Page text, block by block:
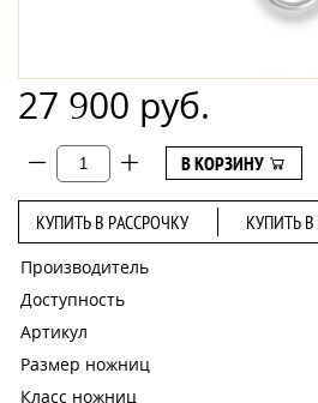
27 900 руб.
В КОРЗИНУ
КУПИТЬ В РАССРОЧКУ КУПИТЬ
Производитель
Доступность
Артикул
Размер ножниц
Класс ножниц